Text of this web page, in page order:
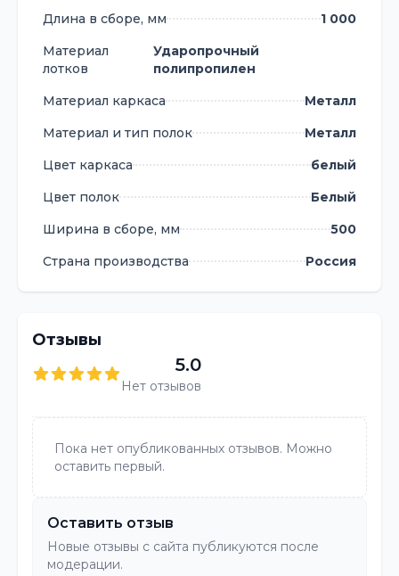
полипропилен.
Дополнительно можно установить 3
ящика на пол (в стоимость не входят и
продаются отдельно).
В комплект входит:
Складской ящик V-4 пластиковый (502 х
Стойка вертикальная 1900 мм, 4 шт.
Полка 1000х500 мм, г/п 120 кг, 4 шт.
ПРЕИМУЩЕСТВА ПЛАСТИКОВЫХ ЛОТКОВ
обзор содержимого;
этикетку для индикации содержимого;
- Цветовое разнообразие ящиков (красный,
эффективнее организовывать рабочее
пространство и визуально разделять один
вид содержимого от другого;
- Ударопрочные ящики из полипропилена
позволяют хранить как небольшие мелочи
(канцелярские товары, предметы для
рукоделия) так и метизы, запчасти и даже
Длина в сборе, мм
1 000
Материал
лотков
Ударопрочный
полипропилен
Материал каркаса
Металл
Материал и тип полок
Металл
Цвет каркаса
белый
Цвет полок
Белый
Ширина в сборе, мм
500
Страна производства
Россия
Отзывы
5.0
Нет отзывов
Пока нет опубликованных отзывов. Можно
оставить первый.
Оставить отзыв
Новые отзывы с сайта публикуются после
модерации.